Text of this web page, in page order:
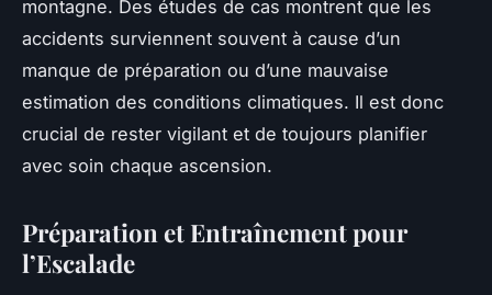
montagne. Des études de cas montrent que les
accidents surviennent souvent à cause d’un
manque de préparation ou d’une mauvaise
estimation des conditions climatiques. Il est donc
crucial de rester vigilant et de toujours planifier
avec soin chaque ascension.
Préparation et Entraînement pour
l’Escalade